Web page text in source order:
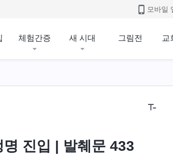
모바일
체험간증 새 시대 그림전 교
진입 | 발췌문 433